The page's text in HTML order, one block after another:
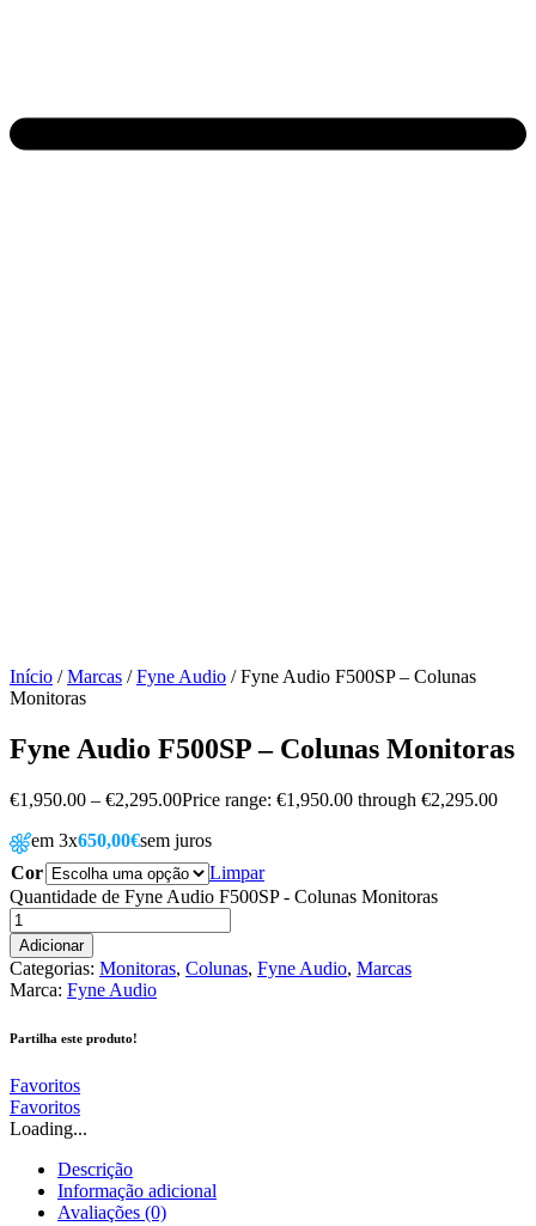
Início /Marcas /Fyne Audio / Fyne Audio F500SP – Colunas
Monitoras
Fyne Audio F500SP – Colunas Monitoras
€1,950.00 – €2,295.00Price range: €1,950.00 through €2,295.00
em 3x650,00€sem juros
Cor
Limpar
Quantidade de Fyne Audio F500SP - Colunas Monitoras
Adicionar
Categorias: Monitoras, Colunas, Fyne Audio, Marcas
Marca: Fyne Audio
Partilha este produto!
Favoritos
Favoritos
Loading...
Descrição
Informação adicional
Avaliações (0)